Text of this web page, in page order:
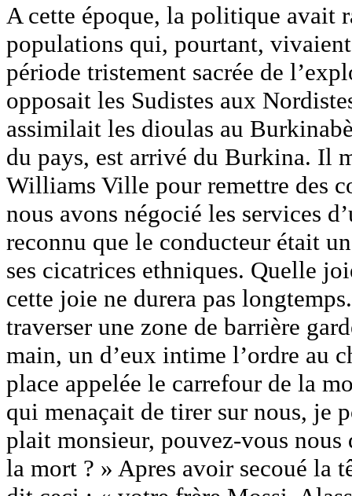
A cette époque, la politique avait
populations qui, pourtant,
période tristement sacrée de
opposait les Sudistes aux
assimilait les dioulas au
du pays, est arrivé du Burkina. Il
Williams Ville pour remettre des
nous avons négocié les services
reconnu que le conducteur était
ses cicatrices ethniques. Quelle
cette joie ne durera pas
traverser une zone de barrière
main, un d’eux intime l’ordre au
place appelée le carrefour de la
qui menaçait de tirer sur nous, je
plait monsieur, pouvez-vous
la mort ? » Apres avoir secoué la